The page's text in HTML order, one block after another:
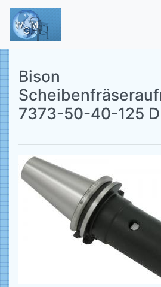
Bison
7373-50-40-125